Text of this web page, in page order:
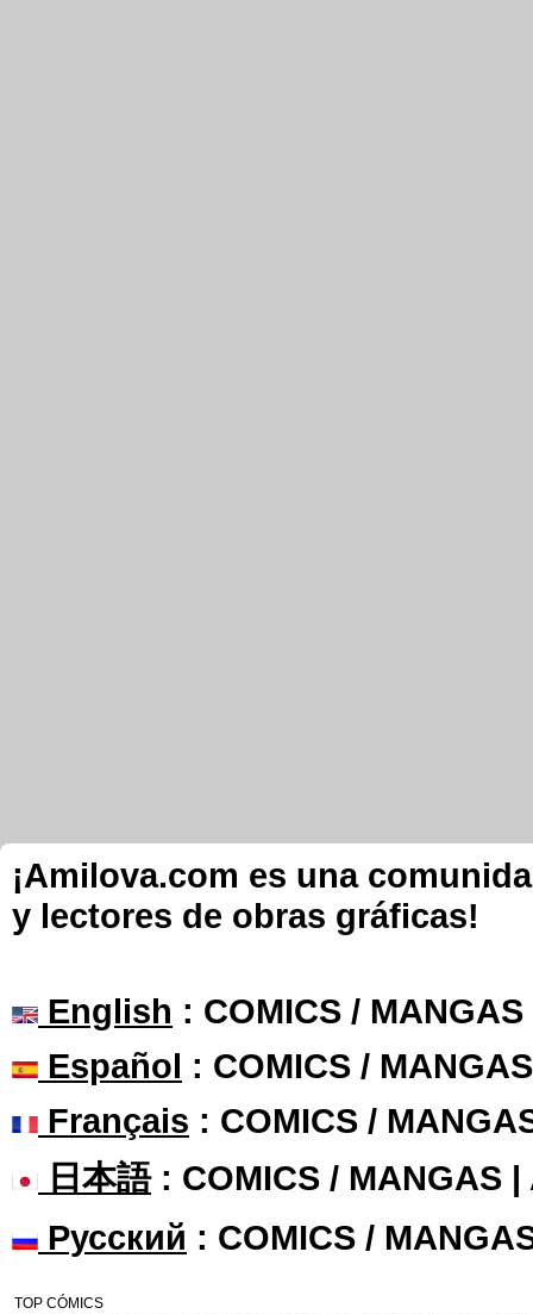
¡Amilova.com es una
y lectores de obras gráficas!
English : COMICS /
Español : COMICS /
Français : COMICS /
日本語: COMICS / MANGAS |
Русский : COMICS /
TOP CÓMICS